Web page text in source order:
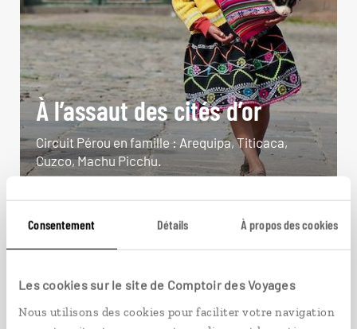
Consentement Détails À propos des cookies
Les cookies sur le site de Comptoir des Voyages
Nous utilisons des cookies pour faciliter votre navigation
À l’assaut des cités d’or
Circuit Pérou en famille : Arequipa, Titicaca,
Cuzco, Machu Picchu.
VOIR NOS 8 IDÉES DE VOYAGE AU PÉROU